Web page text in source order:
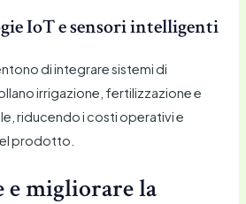
IoT e sensori intelligenti
di integrare sistemi di
irrigazione, fertilizzazione e
riducendo i costi operativi e
prodotto.
e migliorare la